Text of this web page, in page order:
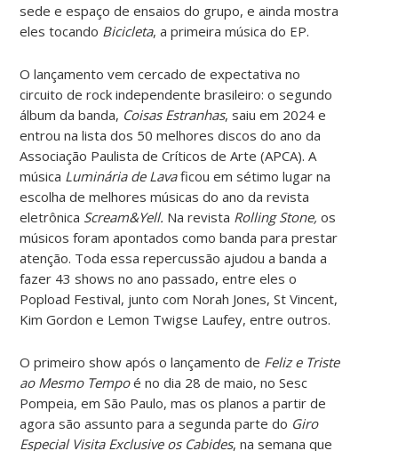
sede e espaço de ensaios do grupo, e ainda mostra
eles tocando Bicicleta, a primeira música do EP.
O lançamento vem cercado de expectativa no
circuito de rock independente brasileiro: o segundo
álbum da banda, Coisas Estranhas, saiu em 2024 e
entrou na lista dos 50 melhores discos do ano da
Associação Paulista de Críticos de Arte (APCA). A
música Luminária de Lavaficou em sétimo lugar na
escolha de melhores músicas do ano da revista
eletrônica Scream&Yell. Na revista Rolling Stone,os
músicos foram apontados como banda para prestar
atenção. Toda essa repercussão ajudou a banda a
fazer 43 shows no ano passado, entre eles o
Popload Festival, junto com Norah Jones, St Vincent,
Kim Gordon e Lemon Twigse Laufey, entre outros.
O primeiro show após o lançamento de Feliz e Triste
ao Mesmo Tempoé no dia 28 de maio, no Sesc
Pompeia, em São Paulo, mas os planos a partir de
agora são assunto para a segunda parte do Giro
Especial Visita Exclusive os Cabides, na semana que